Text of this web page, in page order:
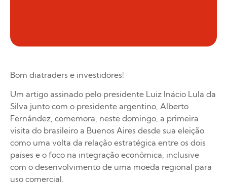
Bom diatraders e investidores!
Um artigo assinado pelo presidente Luiz Inácio Lula da
Silva junto com o presidente argentino, Alberto
Fernández, comemora, neste domingo, a primeira
visita do brasileiro a Buenos Aires desde sua eleição
como uma volta da relação estratégica entre os dois
países e o foco na integração econômica, inclusive
com o desenvolvimento de uma moeda regional para
uso comercial.